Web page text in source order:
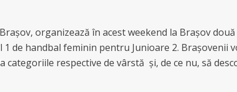
organizează în acest weekend la Brașov
de handbal feminin pentru Junioare 2. Brașovenii
respective de vârstă și, de ce nu, să